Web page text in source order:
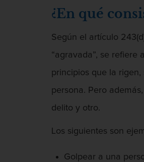
¿En qué
Según el artículo
“agravada”, se refiere
principios que la
persona. Pero
delito y otro.
Los siguientes son
Golpear a una